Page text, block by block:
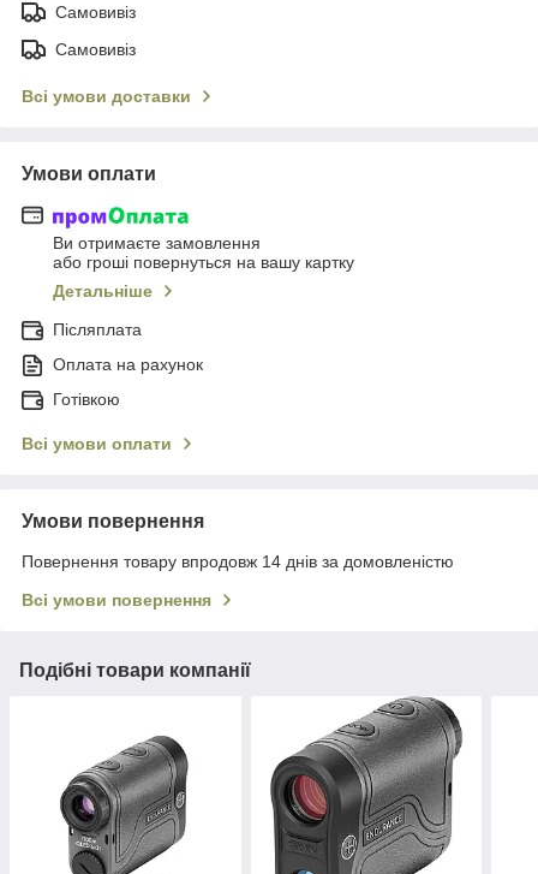
Самовивіз
Самовивіз
Всі умови доставки
Умови оплати
Ви отримаєте замовлення
або гроші повернуться на вашу картку
Детальніше
Післяплата
Оплата на рахунок
Готівкою
Всі умови оплати
Умови повернення
Повернення товару впродовж 14 днів за домовленістю
Всі умови повернення
Подібні товари компанії